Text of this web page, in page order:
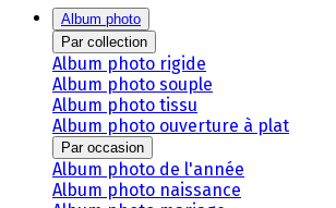
Album photo
Par collection
Album photo rigide
Album photo souple
Album photo tissu
Album photo ouverture à plat
Par occasion
Album photo de l'année
Album photo naissance